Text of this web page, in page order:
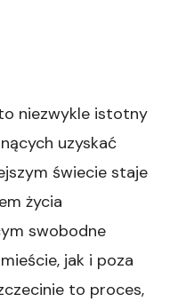
niezwykle istotny
uzyskać
świecie staje
życia
swobodne
jak i poza
to proces,